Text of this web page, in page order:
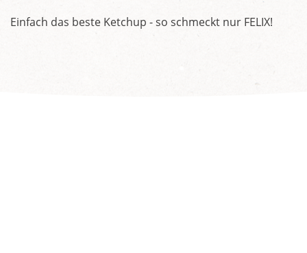
Einfach das beste Ketchup - so schmeckt nur FELIX!